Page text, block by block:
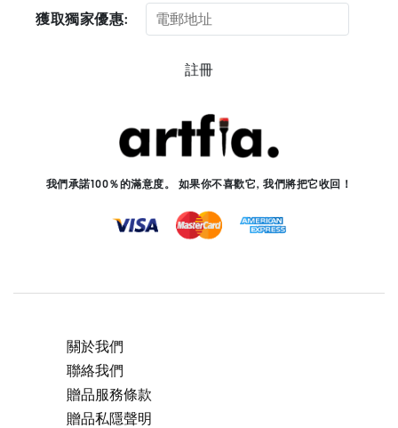
獲取獨家優惠:
註冊
我們承諾100％的滿意度。 如果你不喜歡它, 我們將把它收回！
關於我們
聯絡我們
贈品服務條款
贈品私隱聲明